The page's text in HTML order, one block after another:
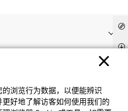
的浏览⾏为数据，以便能辨识
好地了解访客如何使⽤我们的